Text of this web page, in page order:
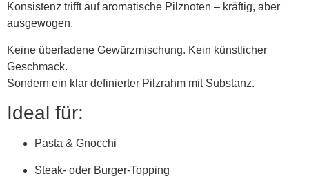
Konsistenz trifft auf aromatische Pilznoten – kräftig, aber
ausgewogen.
Keine überladene Gewürzmischung. Kein künstlicher
Geschmack.
Sondern ein klar definierter Pilzrahm mit Substanz.
Ideal für:
Pasta & Gnocchi
Steak- oder Burger-Topping